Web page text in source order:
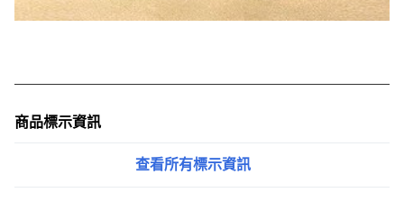
商品標示資訊
查看所有標示資訊